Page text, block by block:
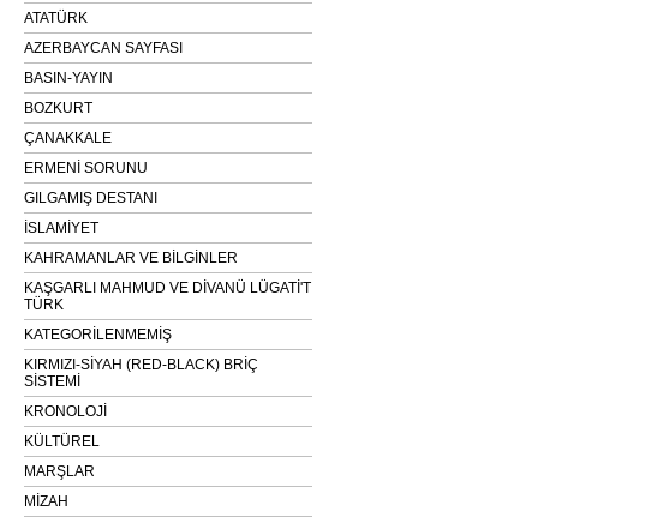
ATATÜRK
AZERBAYCAN SAYFASI
BASIN-YAYIN
BOZKURT
ÇANAKKALE
ERMENİ SORUNU
GILGAMIŞ DESTANI
İSLAMİYET
KAHRAMANLAR VE BİLGİNLER
KAŞGARLI MAHMUD VE DİVANÜ LÜGATİ'T
TÜRK
KATEGORİLENMEMİŞ
KIRMIZI-SİYAH (RED-BLACK) BRİÇ
SİSTEMİ
KRONOLOJİ
KÜLTÜREL
MARŞLAR
MİZAH